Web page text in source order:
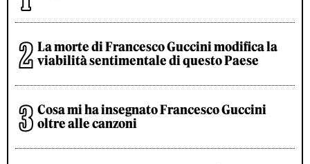
La morte di Francesco Guccini modifica la
viabilità sentimentale di questo Paese
Cosa mi ha insegnato Francesco Guccini
oltre alle canzoni